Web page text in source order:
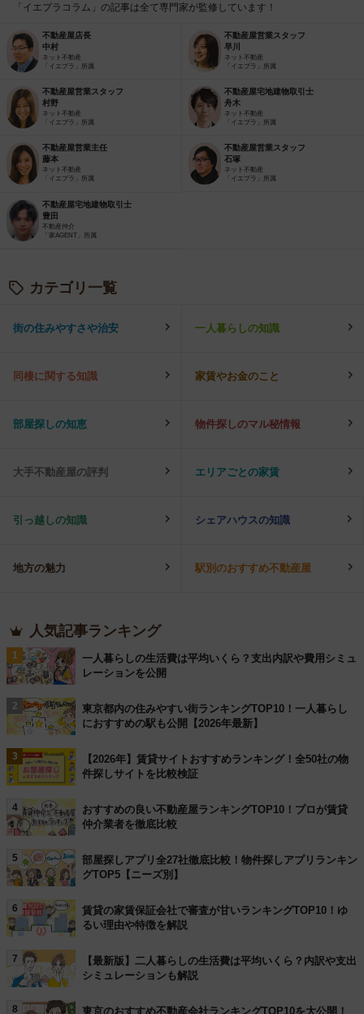
「イエプラコラム」の記事は全て専門家が監修しています！
不動産屋店長
中村
ネット不動産
「イエプラ」所属
不動産屋営業スタッフ
早川
ネット不動産
「イエプラ」所属
不動産屋営業スタッフ
村野
ネット不動産
「イエプラ」所属
不動産屋宅地建物取引士
舟木
ネット不動産
「イエプラ」所属
不動産屋営業主任
藤本
ネット不動産
「イエプラ」所属
不動産屋営業スタッフ
石塚
ネット不動産
「イエプラ」所属
不動産屋宅地建物取引士
豊田
不動産仲介
「家AGENT」所属
カテゴリ一覧
街の住みやすさや治安 一人暮らしの知識
同棲に関する知識 家賃やお金のこと
部屋探しの知恵 物件探しのマル秘情報
大手不動産屋の評判 エリアごとの家賃
引っ越しの知識 シェアハウスの知識
地方の魅力 駅別のおすすめ不動産屋
人気記事ランキング
1
一人暮らしの生活費は平均いくら？支出内訳や費用シミュ
レーションを公開
2
東京都内の住みやすい街ランキングTOP10！一人暮らし
におすすめの駅も公開【2026年最新】
3
【2026年】賃貸サイトおすすめランキング！全50社の物
件探しサイトを比較検証
4
おすすめの良い不動産屋ランキングTOP10！プロが賃貸
仲介業者を徹底比較
5
部屋探しアプリ全27社徹底比較！物件探しアプリランキン
グTOP5【ニーズ別】
6
賃貸の家賃保証会社で審査が甘いランキングTOP10！ゆ
るい理由や特徴を解説
7
【最新版】二人暮らしの生活費は平均いくら？内訳や支出
シミュレーションも解説
8 東京のおすすめ不動産会社ランキングTOP10を大公開！